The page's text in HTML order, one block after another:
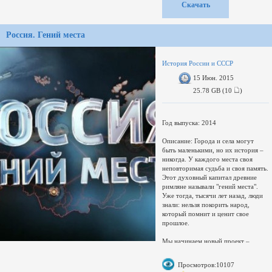
своими фонтанами. Это целый
заповедник уникальных дворцов и
рассказы об их создателях и
владельцах не оставят зрителя
равнодушным.
http://sendfile.su/1125730
Скачать
Россия. Гений места
История России и СССР
15 Июн. 2015
25.78 GB (10
)
Год выпуска: 2014
Описание: Города и села могут
быть маленькими, но их история –
никогда. У каждого места своя
неповторимая судьба и своя память.
Этот духовный капитал древние
римляне называли "гений места".
Уже тогда, тысячи лет назад, люди
знали: нельзя покорить народ,
который помнит и ценит свое
прошлое.
Мы начинаем новый проект –
будем путешествовать по нашей
стране, по самым значимым и
Просмотров:10107